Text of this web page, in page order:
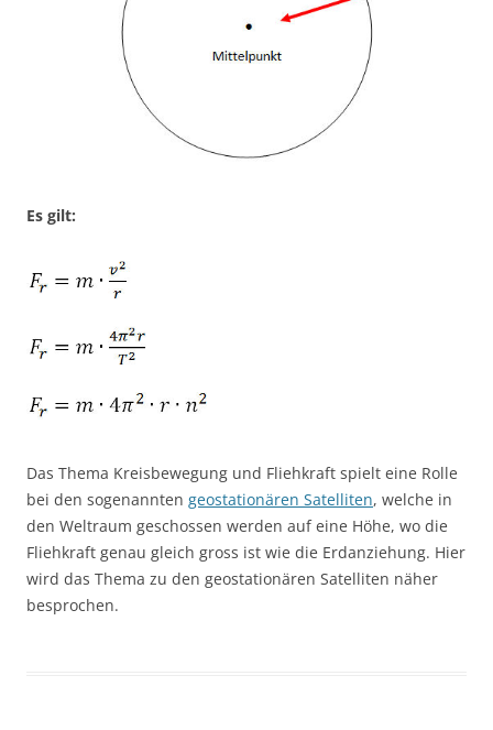
Es gilt:
Das Thema Kreisbewegung und Fliehkraft spielt eine Rolle
bei den sogenannten geostationären Satelliten, welche in
den Weltraum geschossen werden auf eine Höhe, wo die
Fliehkraft genau gleich gross ist wie die Erdanziehung. Hier
wird das Thema zu den geostationären Satelliten näher
besprochen.